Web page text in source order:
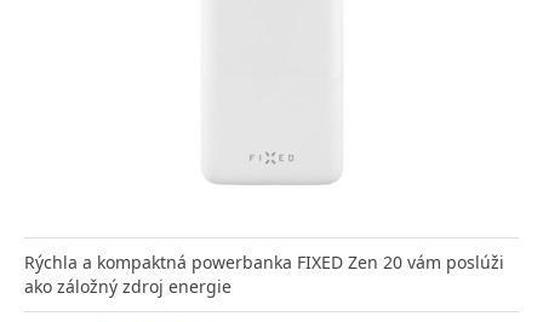
Rýchla a kompaktná powerbanka FIXED Zen 20 vám poslúži
ako záložný zdroj energie